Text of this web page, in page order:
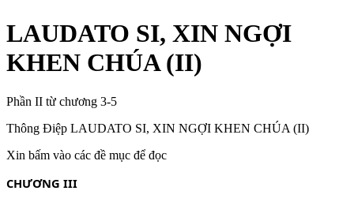
LAUDATO SI, XIN NGỢI
KHEN CHÚA (II)
Phần II từ chương 3-5
Thông Điệp LAUDATO SI, XIN NGỢI KHEN CHÚA (II)
Xin bấm vào các đề mục để đọc
CHƯƠNG III